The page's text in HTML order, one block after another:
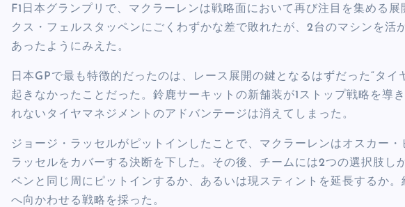
F1日本グランプリで、マクラーレンは戦略面において再び注目を集める
クス・フェルスタッペンにごくわずかな差で敗れたが、2台のマシンを活
あったようにみえた。
日本GPで最も特徴的だったのは、レース展開の鍵となるはずだった“タイ
起きなかったことだった。鈴鹿サーキットの新舗装が1ストップ戦略を導
れないタイヤマネジメントのアドバンテージは消えてしまった。
ジョージ・ラッセルがピットインしたことで、マクラーレンはオスカー
ラッセルをカバーする決断を下した。その後、チームには2つの選択肢し
ペンと同じ周にピットインするか、あるいは現スティントを延長するか
へ向かわせる戦略を採った。